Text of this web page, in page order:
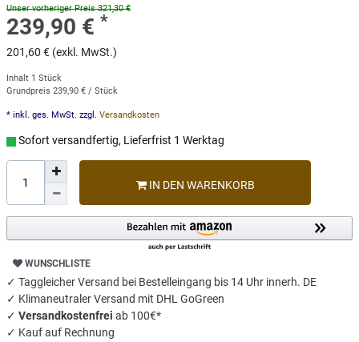
Unser vorheriger Preis 321,30 €
239,90 € *
201,60 € (exkl. MwSt.)
Inhalt 1 Stück
Grundpreis 239,90 € / Stück
* inkl. ges. MwSt. zzgl. Versandkosten
Sofort versandfertig, Lieferfrist 1 Werktag
IN DEN WARENKORB
WUNSCHLISTE
✓ Taggleicher Versand bei Bestelleingang bis 14 Uhr innerh. DE
✓ Klimaneutraler Versand mit DHL GoGreen
✓ Versandkostenfrei ab 100€*
✓ Kauf auf Rechnung